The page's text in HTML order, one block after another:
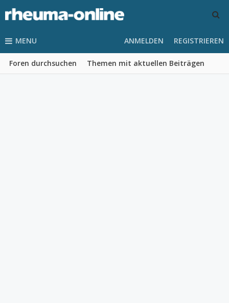
MENU
Foren durchsuchen Themen mit aktuellen Beiträgen
ANMELDEN REGISTRIEREN